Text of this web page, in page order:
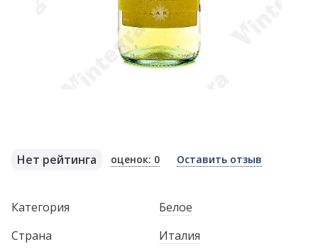
Нет рейтинга оценок: 0 Оставить отзыв
Категория
Белое
Страна
Италия